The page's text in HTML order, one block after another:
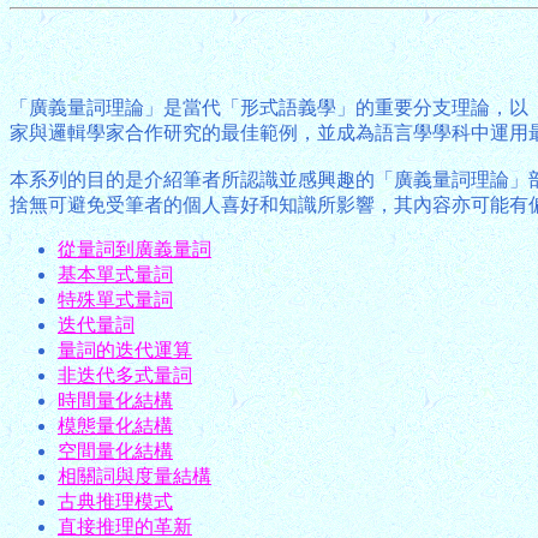
「廣義量詞理論」是當代「形式語義學」的重要分支理論，
家與邏輯學家合作研究的最佳範例，並成為語言學學科中運
本系列的目的是介紹筆者所認識並感興趣的「廣義量詞理論
捨無可避免受筆者的個人喜好和知識所影響，其內容亦可能
從量詞到廣義量詞
基本單式量詞
特殊單式量詞
迭代量詞
量詞的迭代運算
非迭代多式量詞
時間量化結構
模態量化結構
空間量化結構
相關詞與度量結構
古典推理模式
直接推理的革新